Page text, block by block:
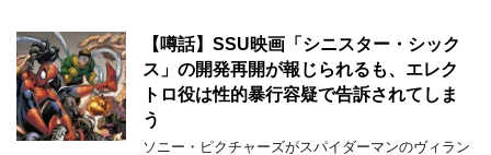
【噂話】SSU映画「シニスター・シック
ス」の開発再開が報じられるも、エレク
トロ役は性的暴行容疑で告訴されてしま
う
ソニー・ピクチャーズがスパイダーマンのヴィラン